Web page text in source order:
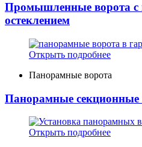
Промышленные ворота
остеклением
Открыть подробнее
Панорамные ворота
Панорамные секционные
Открыть подробнее